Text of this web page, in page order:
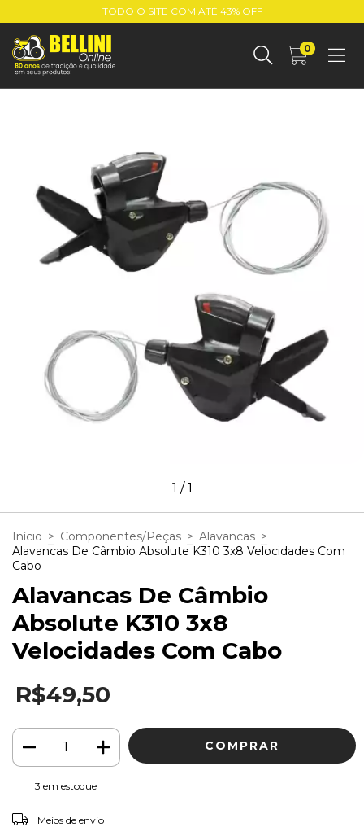
TODO O SITE COM ATÉ 43% OFF
0
1 /1
Início > Componentes/Peças > Alavancas >
Alavancas De Câmbio Absolute K310 3x8 Velocidades Com
Cabo
Alavancas De Câmbio
Absolute K310 3x8
Velocidades Com Cabo
R$49,50
3 em estoque
Entregas para o CEP:
Meios de envio